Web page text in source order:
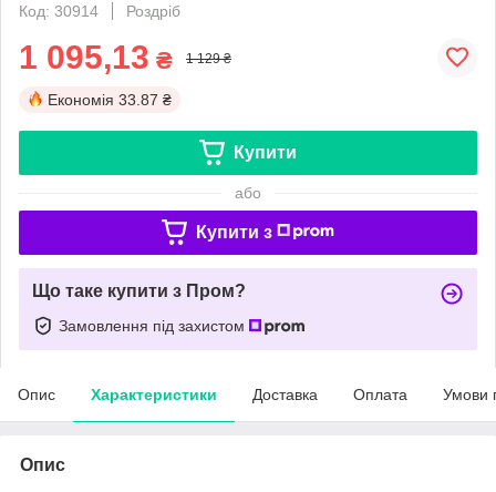
Код: 30914
Роздріб
1 095,13 ₴ 1 129 ₴
Економія 33.87 ₴
Купити
або
Купити з
Що таке купити з Пром?
Замовлення під захистом
Опис Характеристики Доставка Оплата Умови
Опис